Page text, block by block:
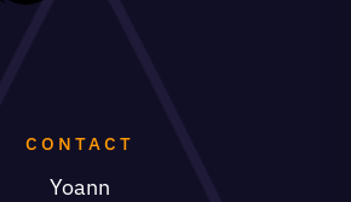
CONTACT
Yoann